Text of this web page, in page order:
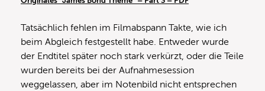
Tatsächlich fehlen im Filmabspann Takte, wie ich
beim Abgleich festgestellt habe. Entweder wurde
der Endtitel später noch stark verkürzt, oder die Teile
wurden bereits bei der Aufnahmesession
weggelassen, aber im Notenbild nicht entsprechen